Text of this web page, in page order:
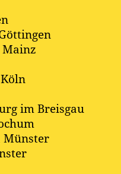
Mainz
im Breisgau
Münster